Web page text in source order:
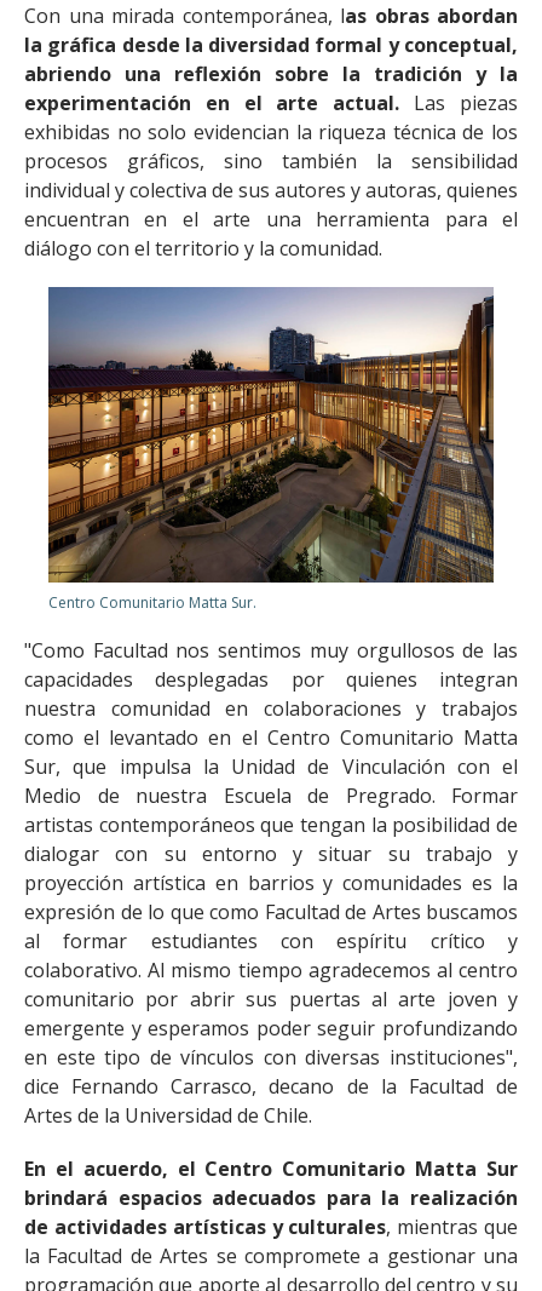
Con una mirada contemporánea, las obras abordan
la gráfica desde la diversidad formal y conceptual,
abriendo una reflexión sobre la tradición y la
experimentación en el arte actual. Las piezas
exhibidas no solo evidencian la riqueza técnica de los
procesos gráficos, sino también la sensibilidad
individual y colectiva de sus autores y autoras, quienes
encuentran en el arte una herramienta para el
diálogo con el territorio y la comunidad.
Centro Comunitario Matta Sur.
"Como Facultad nos sentimos muy orgullosos de las
capacidades desplegadas por quienes integran
nuestra comunidad en colaboraciones y trabajos
como el levantado en el Centro Comunitario Matta
Sur, que impulsa la Unidad de Vinculación con el
Medio de nuestra Escuela de Pregrado. Formar
artistas contemporáneos que tengan la posibilidad de
dialogar con su entorno y situar su trabajo y
proyección artística en barrios y comunidades es la
expresión de lo que como Facultad de Artes buscamos
al formar estudiantes con espíritu crítico y
colaborativo. Al mismo tiempo agradecemos al centro
comunitario por abrir sus puertas al arte joven y
emergente y esperamos poder seguir profundizando
en este tipo de vínculos con diversas instituciones",
dice Fernando Carrasco, decano de la Facultad de
Artes de la Universidad de Chile.
En el acuerdo, el Centro Comunitario Matta Sur
brindará espacios adecuados para la realización
de actividades artísticas y culturales, mientras que
la Facultad de Artes se compromete a gestionar una
programación que aporte al desarrollo del centro y su